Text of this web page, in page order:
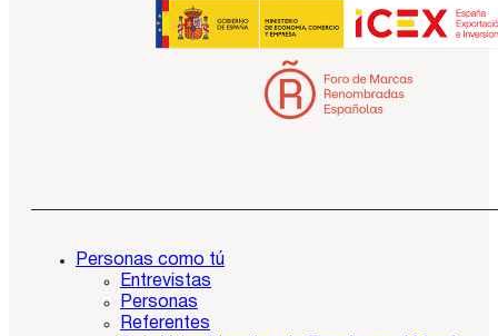
Personas como tú
Entrevistas
Personas
Referentes